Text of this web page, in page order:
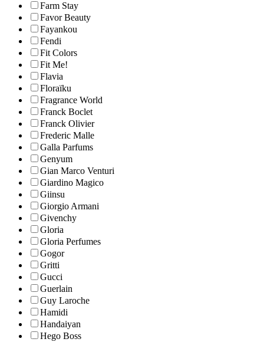
Farm Stay
Favor Beauty
Fayankou
Fendi
Fit Colors
Fit Me!
Flavia
Floraïku
Fragrance World
Franck Boclet
Franck Olivier
Frederic Malle
Galla Parfums
Genyum
Gian Marco Venturi
Giardino Magico
Giinsu
Giorgio Armani
Givenchy
Gloria
Gloria Perfumes
Gogor
Gritti
Gucci
Guerlain
Guy Laroche
Hamidi
Handaiyan
Hego Boss